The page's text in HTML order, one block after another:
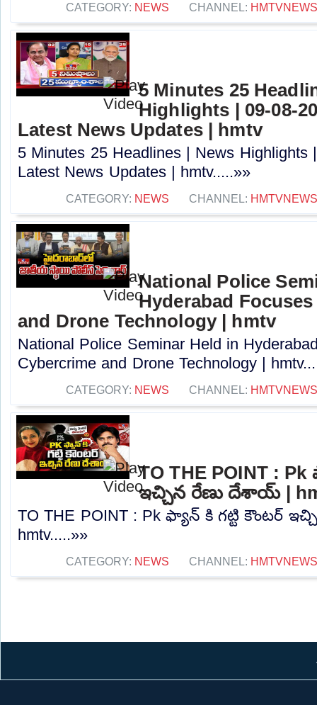
CATEGORY: NEWS CHANNEL: HMTVNEWS
5 Minutes 25
Highlights | 09-08-
Latest News Updates | hmtv
5 Minutes 25 Headlines | News Highlights
Latest News Updates | hmtv.....»»
CATEGORY: NEWS CHANNEL: HMTVNEWS
National Police
Hyderabad
and Drone Technology | hmtv
National Police Seminar Held in
Cybercrime and Drone Technology |
CATEGORY: NEWS CHANNEL: HMTVNEWS
TO THE POINT : Pk
ఇచ్చిన రేణు దేశాయ్ |
TO THE POINT : Pk ఫ్యాన్ కి గట్టి కౌంటర్
hmtv.....»»
CATEGORY: NEWS CHANNEL: HMTVNEWS